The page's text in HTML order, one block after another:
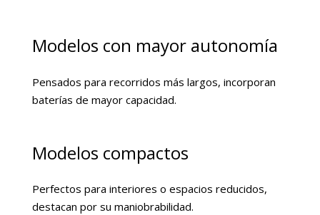
Modelos con mayor autonomía
Pensados para recorridos más largos, incorporan
baterías de mayor capacidad.
Modelos compactos
Perfectos para interiores o espacios reducidos,
destacan por su maniobrabilidad.